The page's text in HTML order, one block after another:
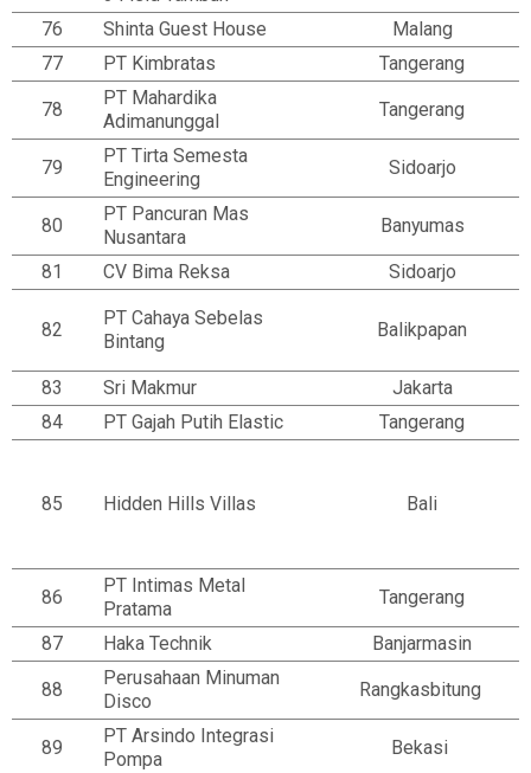
76
Shinta Guest House
Malang
77
PT Kimbratas Tangerang
78
PT Mahardika
Adimanunggal
Tangerang
79
PT Tirta Semesta
Engineering
Sidoarjo
80
PT Pancuran Mas
Nusantara
Banyumas
81 CV Bima Reksa Sidoarjo
82
PT Cahaya Sebelas
Bintang
Balikpapan
83 Sri Makmur
Jakarta
84
PT Gajah Putih Elastic Tangerang
85 Hidden Hills Villas Bali
86
PT Intimas Metal
Pratama
Tangerang
87 Haka Technik Banjarmasin
88
Perusahaan Minuman
Disco
Rangkasbitung
89
PT Arsindo Integrasi
Pompa
Bekasi